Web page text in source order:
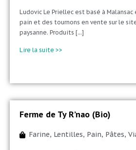
Ludovic Le Priellec est basé à
pain et des tournons en vente sur le
paysanne. Produits [...]
Lire la suite >>
Ferme de Ty R’nao (Bio)
Farine, Lentilles, Pain, Pâtes,